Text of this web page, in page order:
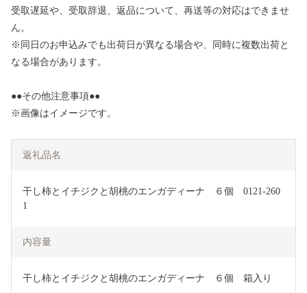
受取遅延や、受取辞退、返品について、再送等の対応はできませ
ん。
※同日のお申込みでも出荷日が異なる場合や、同時に複数出荷と
なる場合があります。
●●その他注意事項●●
※画像はイメージです。
返礼品名
干し柿とイチジクと胡桃のエンガディーナ　６個　0121-260
1
内容量
干し柿とイチジクと胡桃のエンガディーナ　６個　箱入り